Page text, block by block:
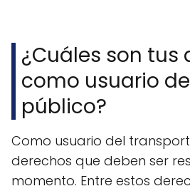
¿Cuáles son tus
como usuario
público?
Como usuario del
derechos que deben ser
momento. Entre estos